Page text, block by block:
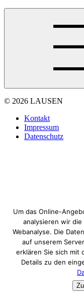
© 2026 LAUSEN
Kontakt
Impressum
Datenschutz
Um das Online-
analysieren wir
Webanalyse. Die
auf unserem
erklären Sie sich mit
Details zu den